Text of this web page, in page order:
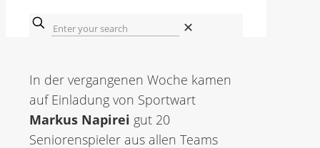
✕
In der vergangenen Woche kamen
auf Einladung von Sportwart
Markus Napirei gut 20
Seniorenspieler aus allen Teams